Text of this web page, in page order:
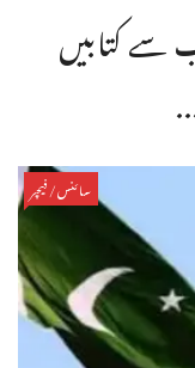
سے کتابیں
سائنس/فیچر